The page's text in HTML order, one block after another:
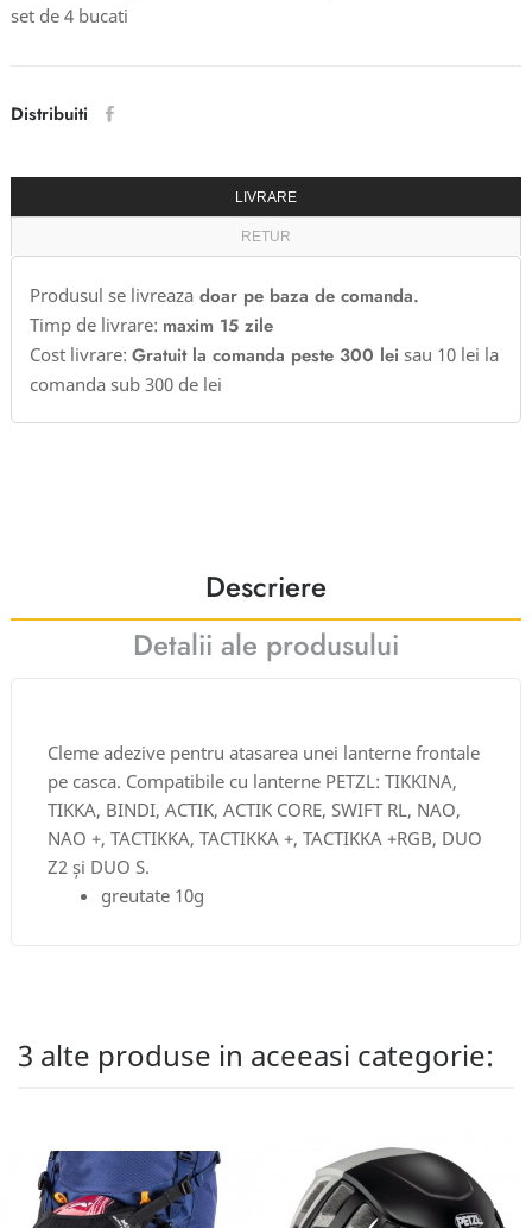
set de 4 bucati
Distribuiti
LIVRARE
RETUR
Produsul se livreaza doar pe baza de comanda.
Timp de livrare: maxim 15 zile
Cost livrare: Gratuit la comanda peste 300 lei sau 10 lei la
comanda sub 300 de lei
Descriere
Detalii ale produsului
Cleme adezive pentru atasarea unei lanterne frontale
pe casca. Compatibile cu lanterne PETZL: TIKKINA,
TIKKA, BINDI, ACTIK, ACTIK CORE, SWIFT RL, NAO,
NAO +, TACTIKKA, TACTIKKA +, TACTIKKA +RGB, DUO
Z2 și DUO S.
greutate 10g
3 alte produse in aceeasi categorie: